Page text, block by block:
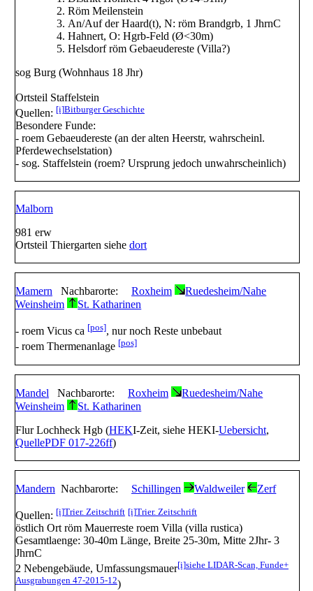
Röm Meilenstein
An/Auf der Haard(t), N: röm Brandgrb, 1 JhrnC
Hahnert, O: Hgrb-Feld (Ø<30m)
Helsdorf röm Gebaeudereste (Villa?)
sog Burg(Wohnhaus 18 Jhr)
Ortsteil Staffelstein
Quellen: [i]Bitburger Geschichte
Besondere Funde:
- roem Gebaeudereste (an der alten Heerstr, wahrscheinl.
Pferdewechselstation)
- sog. Staffelstein (roem? Ursprung jedoch unwahrscheinlich)
Malborn
981 erw
Ortsteil Thiergarten siehe dort
Mamern Nachbarorte: Roxheim
Ruedesheim/Nahe
Weinsheim
St. Katharinen
- roem Vicus ca [pos], nur noch Reste unbebaut
- roem Thermenanlage [pos]
Mandel Nachbarorte: Roxheim
Ruedesheim/Nahe
Weinsheim
St. Katharinen
Flur Lochheck Hgb (HEKI-Zeit, siehe HEKI-Uebersicht,
QuellePDF 017-226ff)
Mandern Nachbarorte: Schillingen Waldweiler Zerf
Quellen: [i]Trier. Zeitschrift [i]Trier. Zeitschrift
östlich Ort röm Mauerreste roem Villa (villa rustica)
Gesamtlaenge: 30-40m Länge, Breite 25-30m, Mitte 2Jhr- 3
JhrnC
2 Nebengebäude, Umfassungsmauer[i]siehe LIDAR-Scan, Funde+
Ausgrabungen 47-2015-12)